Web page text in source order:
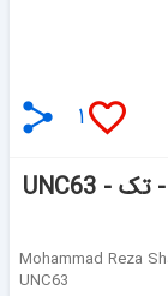
۱
اسکناس 20 ریال (آموزگار - سمیعی) - تک - UNC63
Mohammad Reza
UNC63